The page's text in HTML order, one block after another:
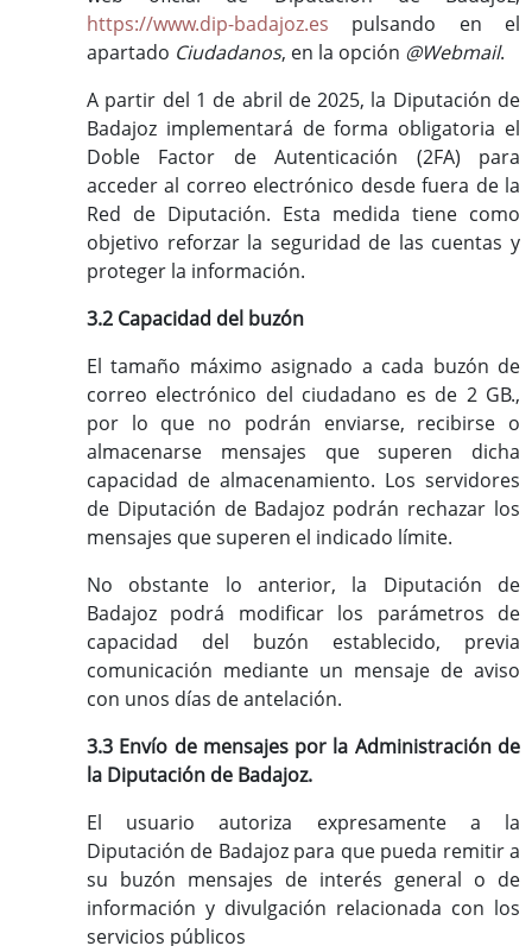
https://www.dip-badajoz.es pulsando en el
apartado Ciudadanos, en la opción @Webmail.
A partir del 1 de abril de 2025, la Diputación de
Badajoz implementará de forma obligatoria el
Doble Factor de Autenticación (2FA) para
acceder al correo electrónico desde fuera de la
Red de Diputación. Esta medida tiene como
objetivo reforzar la seguridad de las cuentas y
proteger la información.
3.2 Capacidad del buzón
El tamaño máximo asignado a cada buzón de
correo electrónico del ciudadano es de 2 GB.,
por lo que no podrán enviarse, recibirse o
almacenarse mensajes que superen dicha
capacidad de almacenamiento. Los servidores
de Diputación de Badajoz podrán rechazar los
mensajes que superen el indicado límite.
No obstante lo anterior, la Diputación de
Badajoz podrá modificar los parámetros de
capacidad del buzón establecido, previa
comunicación mediante un mensaje de aviso
con unos días de antelación.
3.3 Envío de mensajes por la Administración de
la Diputación de Badajoz.
El usuario autoriza expresamente a la
Diputación de Badajoz para que pueda remitir a
su buzón mensajes de interés general o de
información y divulgación relacionada con los
servicios públicos